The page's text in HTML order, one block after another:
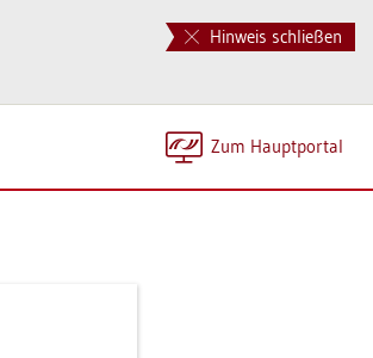
Hinweis schließen
Zum Haupt­por­tal